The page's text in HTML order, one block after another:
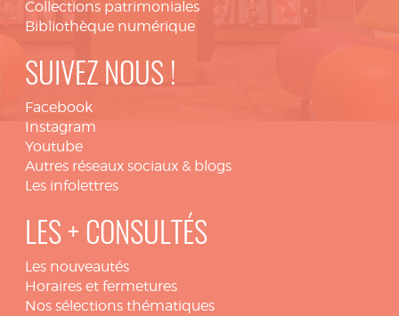
Collections patrimoniales
Bibliothèque numérique
SUIVEZ NOUS !
Facebook
Instagram
Youtube
Autres réseaux sociaux & blogs
Les infolettres
LES + CONSULTÉS
Les nouveautés
Horaires et fermetures
Nos sélections thématiques